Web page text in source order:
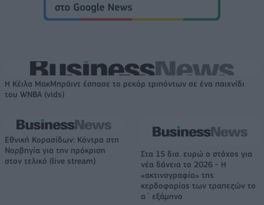
Η Κέιλα ΜακΜπράιντ έσπασε το ρεκόρ τριπόντων σε ένα παιχνίδι
του WNBA (vids)
Εθνική Κορασίδων: Κόντρα στη
Νορβηγία για την πρόκριση
στον τελικό (live stream)
Στα 15 δισ. ευρώ ο στόχος για
νέα δάνεια το 2026 - Η
«ακτινογραφία» της
κερδοφορίας των τραπεζών το
α΄ εξάμηνο